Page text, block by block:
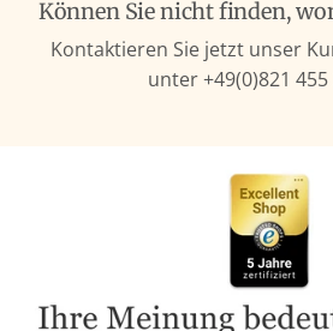
Können Sie nicht finden,
Kontaktieren Sie jetzt unser
unter +49(0)821 455